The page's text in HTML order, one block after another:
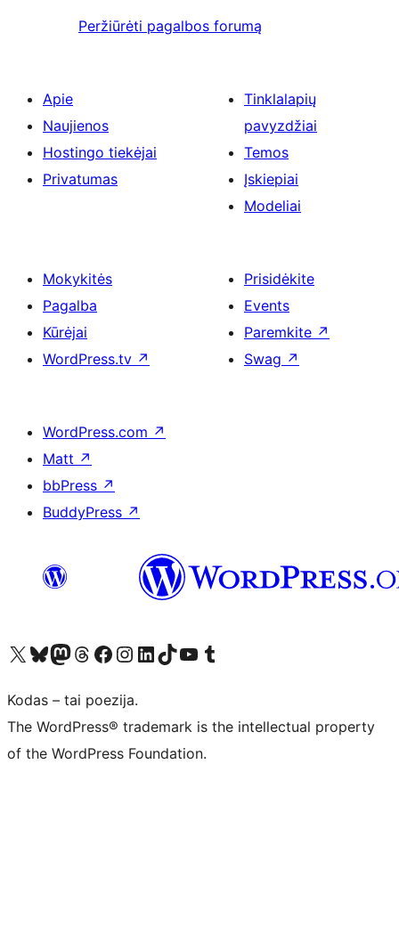
Peržiūrėti pagalbos forumą
Apie
Naujienos
Hostingo tiekėjai
Privatumas
Tinklalapių
pavyzdžiai
Temos
Įskiepiai
Modeliai
Mokykitės
Pagalba
Kūrėjai
WordPress.tv ↗
Prisidėkite
Events
Paremkite ↗
Swag ↗
WordPress.com ↗
Matt ↗
bbPress ↗
BuddyPress ↗
Visit our X (formerly Twitter) account
Apsilankykite mūsų Bluesky paskyroje
Visit our Mastodon account
Apsilankykite mūsų Threads paskyroje
Visit our Facebook page
Visit our Instagram account
Visit our LinkedIn account
Apsilankykite mūsų TikTok paskyroje
Visit our YouTube channel
Apsilankykite mūsų Tumblr paskyroje
Kodas – tai poezija.
The WordPress® trademark is the intellectual property
of the WordPress Foundation.